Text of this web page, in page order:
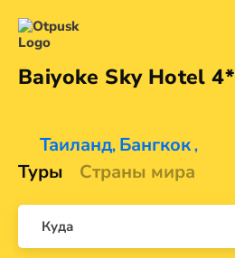
Baiyoke Sky Hotel 4*
Таиланд, Бангкок ,
Туры Страны мира
Куда